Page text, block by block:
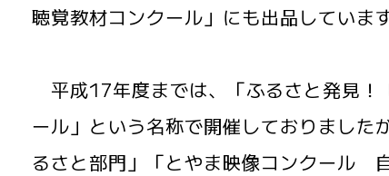
聴覚教材コンクール」にも出品しています
平成17年度までは、「ふるさと発見！
ール」という名称で開催しておりまし
るさと部門」「とやま映像コンクール